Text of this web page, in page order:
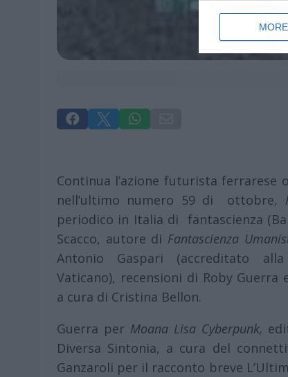
  
Continua l’azione futurista ferrarese
nell’ultimo numero 59 di ottobre,
periodico in Italia di fantascienza
Scacco, autore di Fantascienza
Antonio Gaspari (accreditato
Vaticano), recensioni di Roby Guerra
a cura di Cristina Bellon.
Guerra per Moana Lisa Cyberpunk,
Diversa Sintonia, a cura del
Ganzaroli per il racconto breve